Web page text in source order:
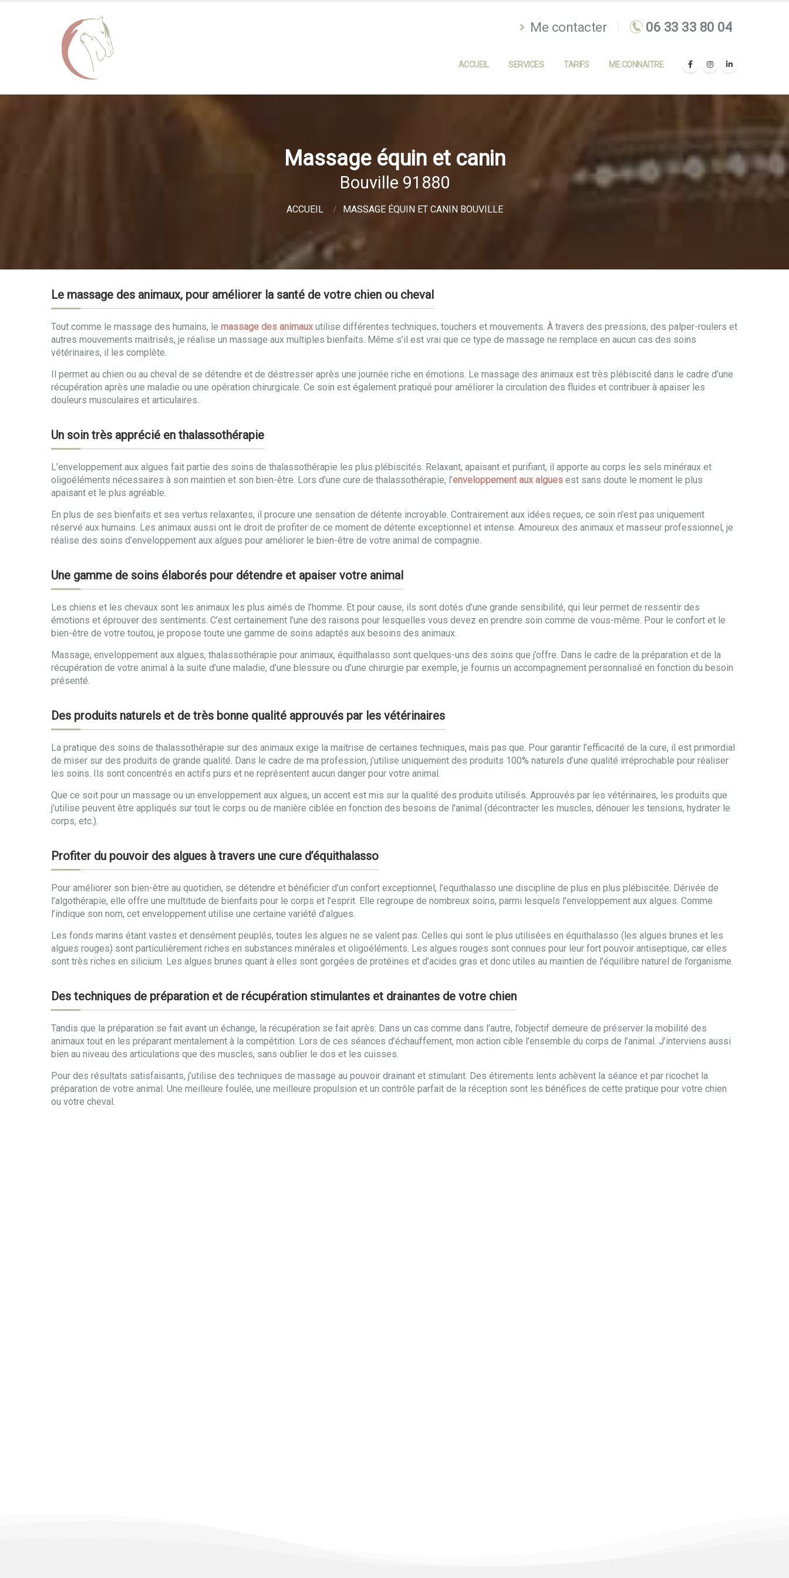
Me contacter
ACCUEIL SERVICES TARIFS ME CONNAITRE
Massage équin et canin
Bouville 91880
ACCUEIL MASSAGE ÉQUIN ET CANIN BOUVILLE
Le massage des animaux, pour améliorer la santé de votre chien ou cheval
Tout comme le massage des humains, le massage des animauxutilise différentes techniques, touchers et mouvements. À travers des pressions, des palper-roulers et
autres mouvements maitrisés, je réalise un massage aux multiples bienfaits. Même s’il est vrai que ce type de massage ne remplace en aucun cas des soins
vétérinaires, il les complète.
Il permet au chien ou au cheval de se détendre et de déstresser après une journée riche en émotions. Le massage des animaux est très plébiscité dans le cadre d’une
récupération après une maladie ou une opération chirurgicale. Ce soin est également pratiqué pour améliorer la circulation des fluides et contribuer à apaiser les
douleurs musculaires et articulaires.
Un soin très apprécié en thalassothérapie
L’enveloppement aux algues fait partie des soins de thalassothérapie les plus plébiscités. Relaxant, apaisant et purifiant, il apporte au corps les sels minéraux et
oligoéléments nécessaires à son maintien et son bien-être. Lors d’une cure de thalassothérapie, l’enveloppement aux algues est sans doute le moment le plus
apaisant et le plus agréable.
En plus de ses bienfaits et ses vertus relaxantes, il procure une sensation de détente incroyable. Contrairement aux idées reçues, ce soin n’est pas uniquement
réservé aux humains. Les animaux aussi ont le droit de profiter de ce moment de détente exceptionnel et intense. Amoureux des animaux et masseur professionnel, je
réalise des soins d’enveloppement aux algues pour améliorer le bien-être de votre animal de compagnie.
Une gamme de soins élaborés pour détendre et apaiser votre animal
Les chiens et les chevaux sont les animaux les plus aimés de l’homme. Et pour cause, ils sont dotés d’une grande sensibilité, qui leur permet de ressentir des
émotions et éprouver des sentiments. C’est certainement l’une des raisons pour lesquelles vous devez en prendre soin comme de vous-même. Pour le confort et le
bien-être de votre toutou, je propose toute une gamme de soins adaptés aux besoins des animaux.
Massage, enveloppement aux algues, thalassothérapie pour animaux, équithalasso sont quelques-uns des soins que j’offre. Dans le cadre de la préparation et de la
récupération de votre animal à la suite d’une maladie, d’une blessure ou d’une chirurgie par exemple, je fournis un accompagnement personnalisé en fonction du besoin
présenté.
Des produits naturels et de très bonne qualité approuvés par les vétérinaires
La pratique des soins de thalassothérapie sur des animaux exige la maitrise de certaines techniques, mais pas que. Pour garantir l’efficacité de la cure, il est primordial
de miser sur des produits de grande qualité. Dans le cadre de ma profession, j’utilise uniquement des produits 100% naturels d’une qualité irréprochable pour réaliser
les soins. Ils sont concentrés en actifs purs et ne représentent aucun danger pour votre animal.
Que ce soit pour un massage ou un enveloppement aux algues, un accent est mis sur la qualité des produits utilisés. Approuvés par les vétérinaires, les produits que
j’utilise peuvent être appliqués sur tout le corps ou de manière ciblée en fonction des besoins de l'animal (décontracter les muscles, dénouer les tensions, hydrater le
corps, etc.).
Profiter du pouvoir des algues à travers une cure d’équithalasso
Pour améliorer son bien-être au quotidien, se détendre et bénéficier d’un confort exceptionnel, l’equithalasso une discipline de plus en plus plébiscitée. Dérivée de
l’algothérapie, elle offre une multitude de bienfaits pour le corps et l’esprit. Elle regroupe de nombreux soins, parmi lesquels l'enveloppement aux algues. Comme
l’indique son nom, cet enveloppement utilise une certaine variété d’algues.
Les fonds marins étant vastes et densément peuplés, toutes les algues ne se valent pas. Celles qui sont le plus utilisées en équithalasso (les algues brunes et les
algues rouges) sont particulièrement riches en substances minérales et oligoéléments. Les algues rouges sont connues pour leur fort pouvoir antiseptique, car elles
sont très riches en silicium. Les algues brunes quant à elles sont gorgées de protéines et d’acides gras et donc utiles au maintien de l’équilibre naturel de l’organisme.
Des techniques de préparation et de récupération stimulantes et drainantes de votre chien
Tandis que la préparation se fait avant un échange, la récupération se fait après. Dans un cas comme dans l’autre, l’objectif demeure de préserver la mobilité des
animaux tout en les préparant mentalement à la compétition. Lors de ces séances d’échauffement, mon action cible l’ensemble du corps de l’animal. J’interviens aussi
bien au niveau des articulations que des muscles, sans oublier le dos et les cuisses.
Pour des résultats satisfaisants, j’utilise des techniques de massage au pouvoir drainant et stimulant. Des étirements lents achèvent la séance et par ricochet la
préparation de votre animal. Une meilleure foulée, une meilleure propulsion et un contrôle parfait de la réception sont les bénéfices de cette pratique pour votre chien
ou votre cheval.